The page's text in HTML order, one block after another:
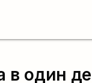
в один